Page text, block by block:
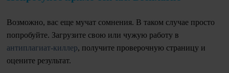
Возможно, вас еще мучат сомнения. В таком случае просто
попробуйте. Загрузите свою или чужую работу в
антиплагиат-киллер, получите проверочную страницу и
оцените результат.